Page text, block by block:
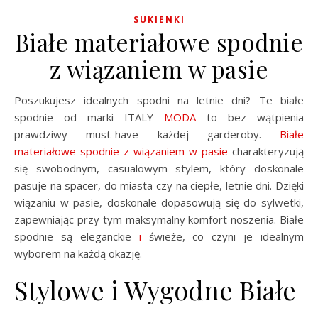
SUKIENKI
Białe materiałowe spodnie
z wiązaniem w pasie
Poszukujesz idealnych spodni na letnie dni? Te białe
spodnie od marki ITALY MODA to bez wątpienia
prawdziwy must-have każdej garderoby. Białe
materiałowe spodnie z wiązaniem w pasie charakteryzują
się swobodnym, casualowym stylem, który doskonale
pasuje na spacer, do miasta czy na ciepłe, letnie dni. Dzięki
wiązaniu w pasie, doskonale dopasowują się do sylwetki,
zapewniając przy tym maksymalny komfort noszenia. Białe
spodnie są eleganckie i świeże, co czyni je idealnym
wyborem na każdą okazję.
Stylowe i Wygodne Białe